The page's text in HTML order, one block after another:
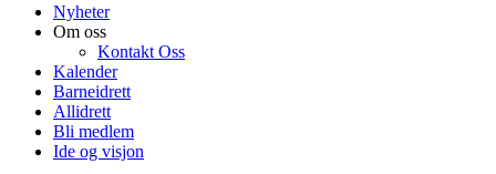
Nyheter
Om oss
Kontakt Oss
Kalender
Barneidrett
Allidrett
Bli medlem
Ide og visjon